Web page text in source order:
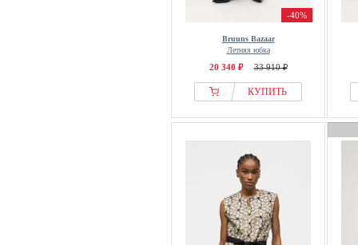
-40%
Bruuns Bazaar
Летняя юбка
20 340 ₽ 33 910 ₽
КУПИТЬ